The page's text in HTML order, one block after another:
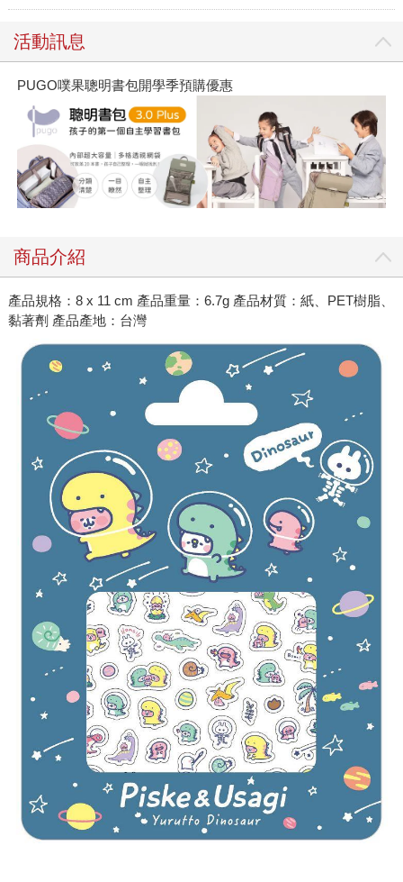
活動訊息
PUGO噗果聰明書包開學季預購優惠
商品介紹
產品規格：8 x 11 cm 產品重量：6.7g 產品材質：紙、PET樹脂、
黏著劑 產品產地：台灣